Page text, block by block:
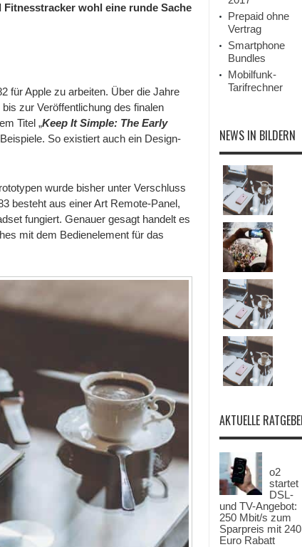
80er
wohl eine runde Sache
für Apple zu arbeiten. Über die Jahre
zur Veröffentlichung des finalen
Titel „Keep It Simple: The Early
So existiert auch ein Design-
wurde bisher unter Verschluss
besteht aus einer Art Remote-Panel,
fungiert. Genauer gesagt handelt es
mit dem Bedienelement für das
Prepaid ohne
Vertrag
Smartphone
Bundles
Mobilfunk-
Tarifrechner
NEWS IN BILDERN
AKTUELLE
o2
startet
DSL-
und TV-Angebot:
250 Mbit/s zum
Sparpreis mit 240
Euro Rabatt